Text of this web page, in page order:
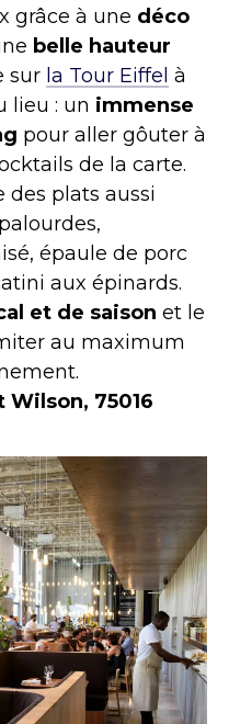
grâce à une déco
belle hauteur
sur la Tour Eiffel à
lieu : un immense
pour aller gôuter à
de la carte.
des plats aussi
épaule de porc
aux épinards.
et de saison et le
au maximum
Wilson, 75016